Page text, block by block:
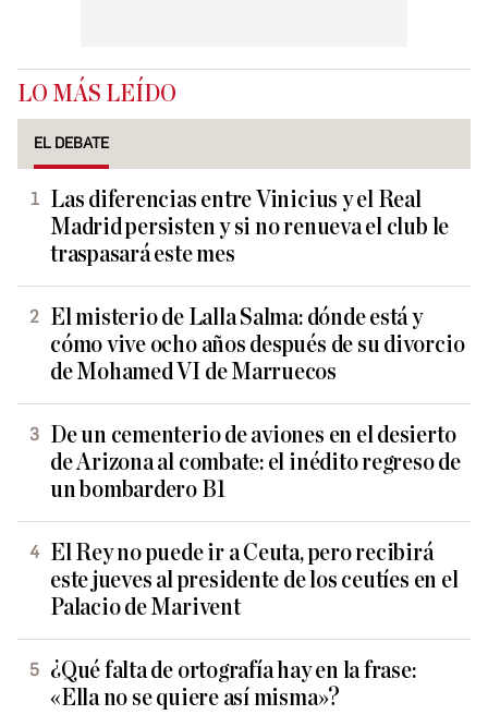
LO MÁS LEÍDO
EL DEBATE
Las diferencias entre Vinicius y el Real
Madrid persisten y si no renueva el club le
traspasará este mes
El misterio de Lalla Salma: dónde está y
cómo vive ocho años después de su divorcio
de Mohamed VI de Marruecos
De un cementerio de aviones en el desierto
de Arizona al combate: el inédito regreso de
un bombardero B1
El Rey no puede ir a Ceuta, pero recibirá
este jueves al presidente de los ceutíes en el
Palacio de Marivent
¿Qué falta de ortografía hay en la frase:
«Ella no se quiere así misma»?